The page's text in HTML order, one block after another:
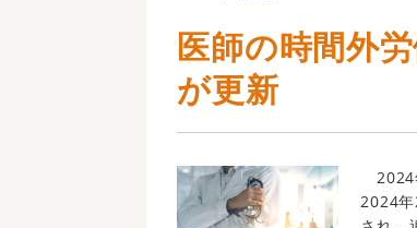
医師の時間外
が更新
2024
2024